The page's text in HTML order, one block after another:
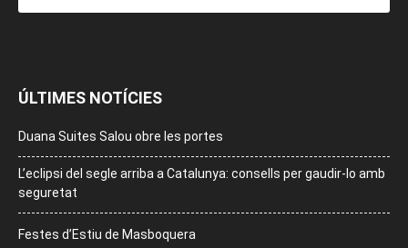
ÚLTIMES NOTÍCIES
Duana Suites Salou obre les portes
L’eclipsi del segle arriba a Catalunya: consells per gaudir-lo amb
seguretat
Festes d’Estiu de Masboquera